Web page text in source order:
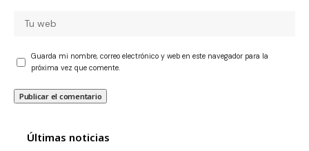
Guarda mi nombre, correo electrónico y web en este navegador para la
próxima vez que comente.
Últimas noticias